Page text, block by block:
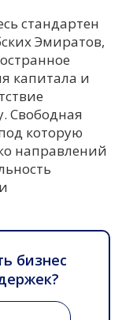
стандартен
Эмиратов,
капитала и
Свободная
которую
направлений
бизнес